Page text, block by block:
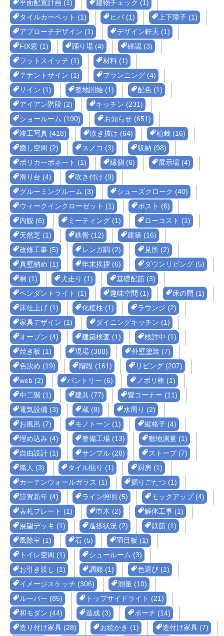
平面配置計画 (1)
建物チェック (1)
タイルカーペット (1)
ヒバ (1)
上下障子 (1)
アプローチデザイン (1)
デザイン軒天 (1)
FIX窓 (1)
踊り場 (4)
確認 (3)
フットスイッチ (1)
材料 (1)
テナントサイン (1)
プランニング (4)
サイン (1)
整地開始 (1)
配色 (1)
アイアン階段 (2)
キッチン (231)
ショールーム (190)
お知らせ (651)
竣工写真 (418)
吹き抜け (64)
植栽 (16)
癒し空間 (2)
スノコ (3)
収納 (98)
ポリカーボネート (1)
縁側 (6)
展示場 (4)
滑り台 (4)
吹き付け (9)
グルーミングルーム (3)
シューズクローク (40)
ウィークインクローゼット (1)
ポスト (6)
内観 (6)
ミーティング (1)
ローコスト (1)
天然芝 (1)
鉄骨 (12)
建築 (16)
改修工事 (5)
レンガ調 (2)
見所 (2)
真壁納め (1)
年末挨拶 (6)
ダウンリビング (5)
桐 (1)
犬走り (1)
基礎配筋 (3)
ペンダントライト (1)
趣味空間 (1)
床の間 (1)
床仕上げ (1)
化粧柱 (1)
ラウンジ (2)
家具デザイン (1)
ダイニングキッチン (1)
オープン (4)
建築検査 (1)
検討中 (1)
焼き板 (1)
現場 (388)
外壁塗装 (7)
色決め (19)
階段 (161)
リビング (207)
web (2)
パントリー (6)
ノボリ棒 (1)
中二階 (1)
建具 (77)
畳コーナー (11)
電気設備 (3)
蔵 (8)
水周り (2)
お風呂 (7)
モノトーン (1)
縦格子 (4)
埋め込み (4)
整備工場 (13)
敷地測量 (1)
自由設計 (1)
サンプル (28)
ストーブ (7)
職人 (3)
タイル貼り (1)
厨房 (1)
カーテンウォールガラス (1)
掘りごたつ (1)
謹賀新年 (4)
ライン照明 (5)
モックアップ (4)
表札プレート (1)
巾木 (2)
解体工事 (1)
展望デッキ (1)
進捗状況 (2)
鉄筋 (1)
風除室 (1)
石 (5)
羽目板 (1)
トイレ空間 (1)
シュールーム (3)
お引き渡し (1)
調節 (1)
色選び (1)
イメージスケッチ (306)
測量 (10)
ルーバー (85)
トップサイドライト (21)
和モダン (44)
造成 (3)
ポーチ (14)
造り付け家具 (28)
お絵かき (1)
造付け家具 (7)